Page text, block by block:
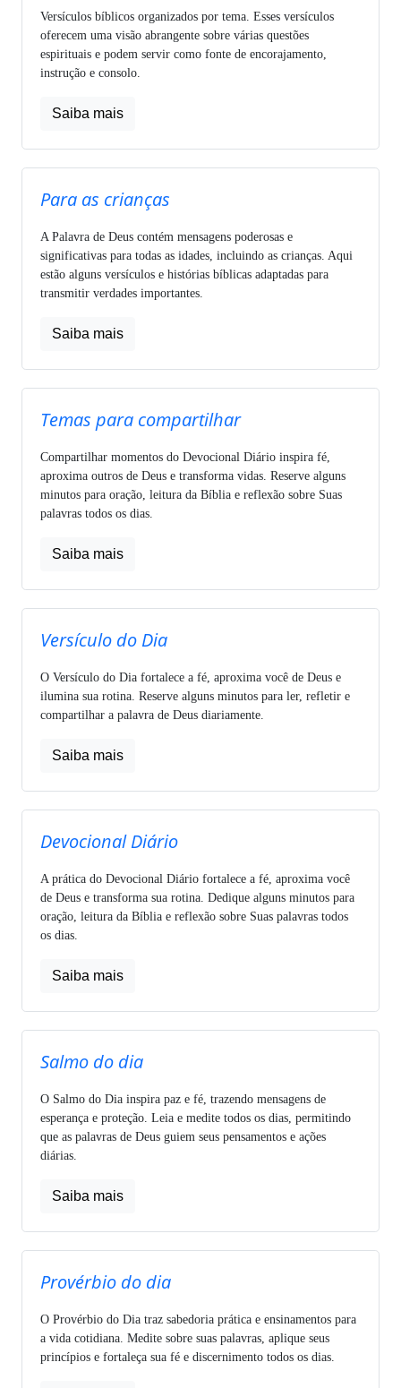
Versículos bíblicos organizados por tema. Esses versículos
oferecem uma visão abrangente sobre várias questões
espirituais e podem servir como fonte de encorajamento,
instrução e consolo.
Saiba mais
Para as crianças
A Palavra de Deus contém mensagens poderosas e
significativas para todas as idades, incluindo as crianças. Aqui
estão alguns versículos e histórias bíblicas adaptadas para
transmitir verdades importantes.
Saiba mais
Temas para compartilhar
Compartilhar momentos do Devocional Diário inspira fé,
aproxima outros de Deus e transforma vidas. Reserve alguns
minutos para oração, leitura da Bíblia e reflexão sobre Suas
palavras todos os dias.
Saiba mais
Versículo do Dia
O Versículo do Dia fortalece a fé, aproxima você de Deus e
ilumina sua rotina. Reserve alguns minutos para ler, refletir e
compartilhar a palavra de Deus diariamente.
Saiba mais
Devocional Diário
A prática do Devocional Diário fortalece a fé, aproxima você
de Deus e transforma sua rotina. Dedique alguns minutos para
oração, leitura da Bíblia e reflexão sobre Suas palavras todos
os dias.
Saiba mais
Salmo do dia
O Salmo do Dia inspira paz e fé, trazendo mensagens de
esperança e proteção. Leia e medite todos os dias, permitindo
que as palavras de Deus guiem seus pensamentos e ações
diárias.
Saiba mais
Provérbio do dia
O Provérbio do Dia traz sabedoria prática e ensinamentos para
a vida cotidiana. Medite sobre suas palavras, aplique seus
princípios e fortaleça sua fé e discernimento todos os dias.